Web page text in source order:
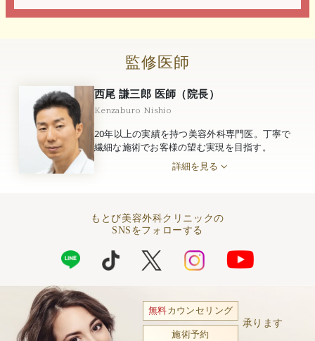
監修医師
西尾 謙三郎 医師（院長）
Kenzaburo Nishio
20年以上の実績を持つ美容外科専門医。丁寧で
繊細な施術でお客様の望む実現を目指す。
詳細を見る
もとび美容外科クリニックの
SNSをフォローする
無料カウンセリング
施術予約
承ります